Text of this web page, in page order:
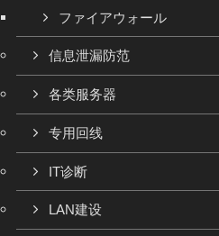
ファイアウォール
信息泄漏防范
各类服务器
专用回线
IT诊断
LAN建设